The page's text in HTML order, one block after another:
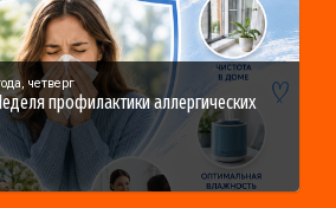
четверг
профилактики аллергических